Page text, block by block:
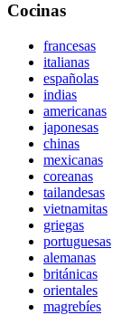
Cocinas
francesas
italianas
españolas
indias
americanas
japonesas
chinas
mexicanas
coreanas
tailandesas
vietnamitas
griegas
portuguesas
alemanas
británicas
orientales
magrebíes